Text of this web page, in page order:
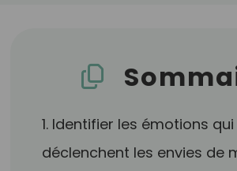
1. Identifier les émotions qui
déclenchent les envies de